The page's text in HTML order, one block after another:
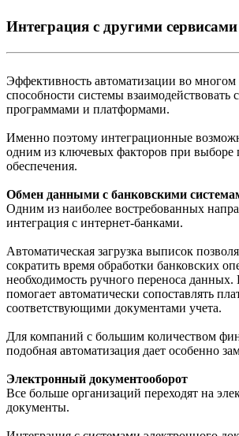
Интеграция с другими сервисами
Эффективность автоматизации во многом
способности системы взаимодействовать
программами и платформами.
Именно поэтому интеграционные
одним из ключевых факторов при выборе
обеспечения.
Обмен данными с банковскими
Одним из наиболее востребованных
интеграция с интернет-банками.
Автоматическая загрузка выписок
сократить время обработки банковских
необходимость ручного переноса данных.
помогает автоматически сопоставлять
соответствующими документами учета.
Для компаний с большим количеством
подобная автоматизация дает особенно
Электронный документооборот
Все больше организаций переходят на
документы.